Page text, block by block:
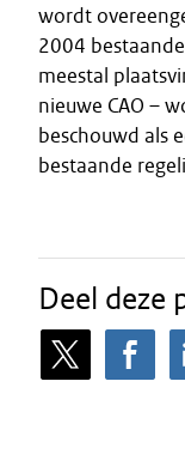
wordt
2004
meestal
nieuwe CAO –
beschouwd als
bestaande
Deel deze